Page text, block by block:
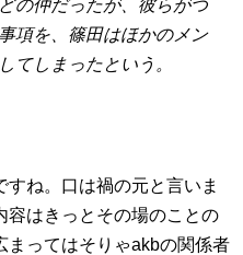
の仲だったが、彼らがつ
項を、篠田はほかのメン
てしまったという。
ね。口は禍の元と言いま
容はきっとその場のことの
まってはそりゃakbの関係者